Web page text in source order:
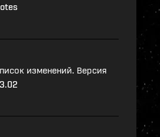
изменений. Версия